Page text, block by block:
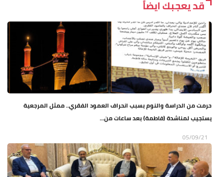
قد يعجبك ايضاً
حرمت من الدراسة والنوم بسبب انحراف العمود الفقري.. ممثل المرجعية
يستجيب لمناشدة (فاطمة) بعد ساعات من...
05/09/21